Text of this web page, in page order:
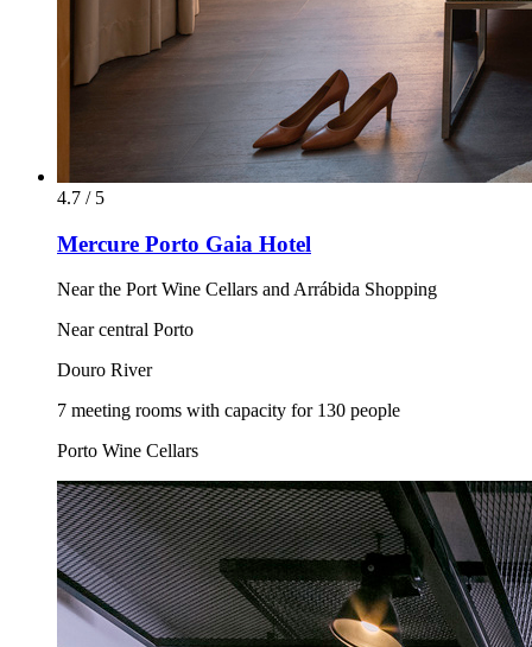
4.7 / 5
Mercure Porto Gaia Hotel
Near the Port Wine Cellars and Arrábida Shopping
Near central Porto
Douro River
7 meeting rooms with capacity for 130 people
Porto Wine Cellars